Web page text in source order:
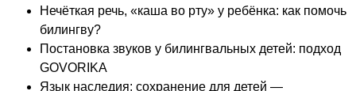
Нечёткая речь, «каша во рту» у ребёнка: как помочь
билингву?
Постановка звуков у билингвальных детей: подход
GOVORIKA
Язык наследия: сохранение для детей —